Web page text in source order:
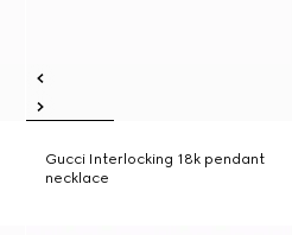
Gucci Interlocking 18k pendant
necklace